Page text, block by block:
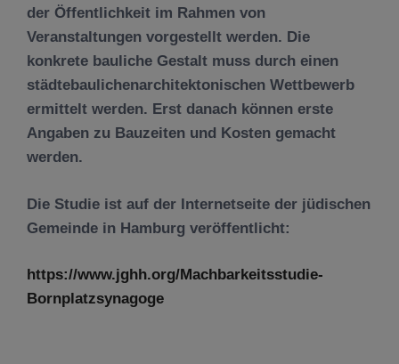
der Öffentlichkeit im Rahmen von
Veranstaltungen vorgestellt werden. Die
konkrete bauliche Gestalt muss durch einen
städtebaulichenarchitektonischen Wettbewerb
ermittelt werden. Erst danach können erste
Angaben zu Bauzeiten und Kosten gemacht
werden.
Die Studie ist auf der Internetseite der jüdischen
Gemeinde in Hamburg veröffentlicht:
https://www.jghh.org/Machbarkeitsstudie-
Bornplatzsynagoge